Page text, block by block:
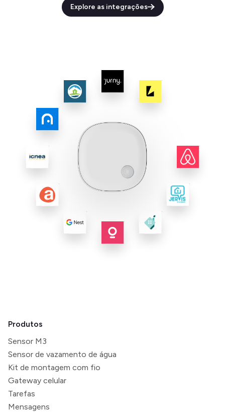
Explore as integrações
Produtos
Sensor M3
Sensor de vazamento de água
Kit de montagem com fio
Gateway celular
Tarefas
Mensagens